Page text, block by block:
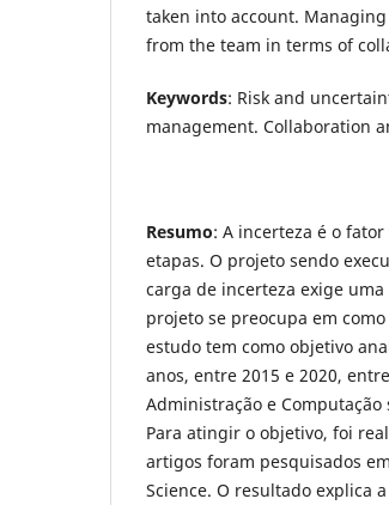
taken into account.
from the team in terms of
Keywords: Risk and
management. Collaboration
Resumo: A incerteza é o
etapas. O projeto sendo
carga de incerteza exige
projeto se preocupa em
estudo tem como objetivo
anos, entre 2015 e 2020,
Administração e
Para atingir o objetivo, foi
artigos foram pesquisados
Science. O resultado explica